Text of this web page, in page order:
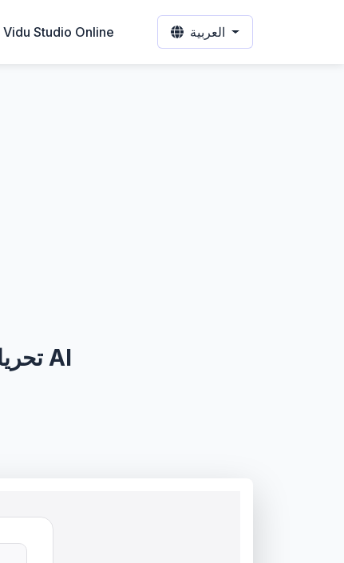
Vidu Studio Online العربية
تحريك الصور مجانًا عبر الإنترنت مع انتشار فيديو مستقر AI